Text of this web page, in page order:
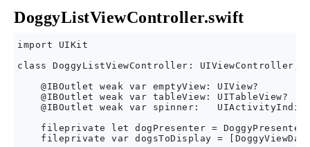
DoggyListViewController.swift
import UIKit
class DoggyListViewController: UIViewController,
    @IBOutlet weak var emptyView: UIView?
    @IBOutlet weak var tableView: UITableView?
@IBOutlet weak var spinner:
fileprivate let dogPresenter =
fileprivate var dogsToDisplay =